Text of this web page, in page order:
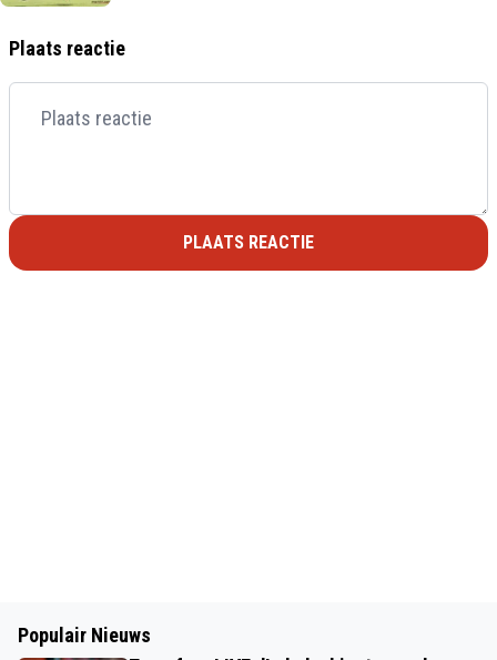
Plaats reactie
PLAATS REACTIE
Populair Nieuws